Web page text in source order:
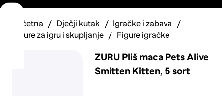
Početna Dječji kutak
Igračke i zabava
Figure za igru i skupljanje
Figure igračke
ZURU Pliš maca Pets Alive
Smitten Kitten, 5 sort